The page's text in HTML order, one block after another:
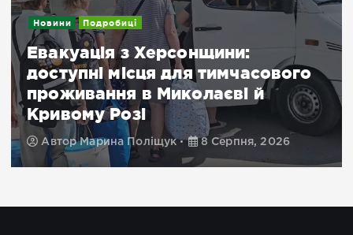
Новини
Посилення дронового терору:
важливе повідомлення для
жителів Херсонщини
АвторМарина Поліщук 8 Серпня, 2026